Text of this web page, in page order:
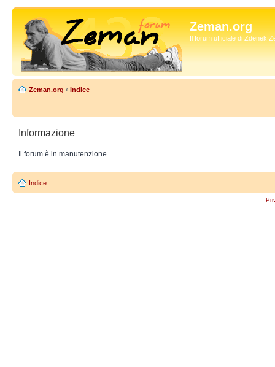
Zeman.org
Il forum ufficiale di Zdenek
Zeman.org ‹ Indice
Informazione
Il forum è in manutenzione
Indice